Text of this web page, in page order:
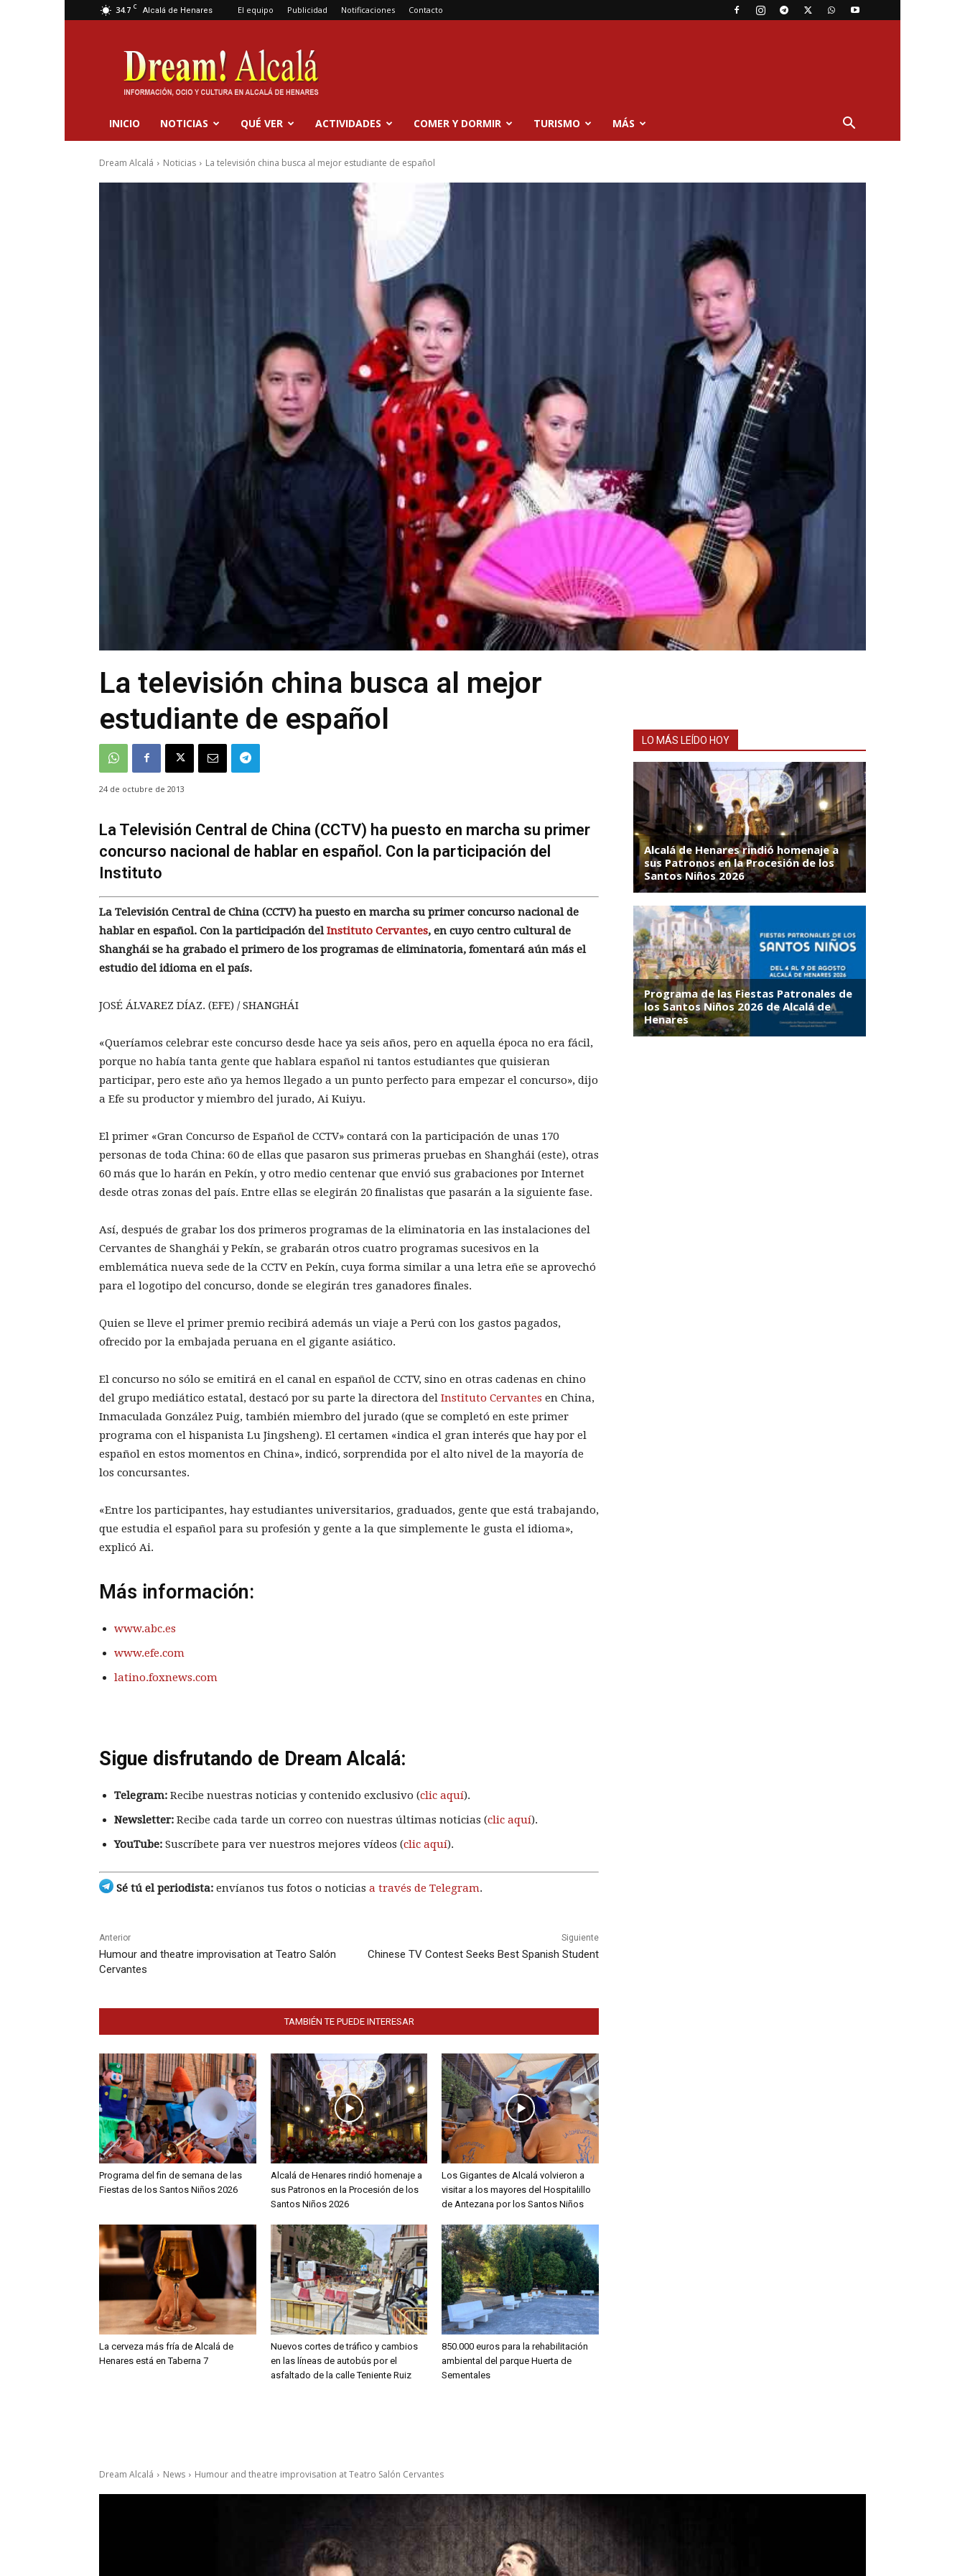
34.7 C Alcalá de Henares El equipo Publicidad Notificaciones Contacto
Dream
Alcalá
INICIO NOTICIAS QUÉ VER ACTIVIDADES COMER Y DORMIR TURISMO MÁS
Dream Alcalá Noticias La televisión china busca al mejor estudiante de español
La televisión china busca al mejor
estudiante de español
24 de octubre de 2013
La Televisión Central de China (CCTV) ha puesto en marcha su primer
concurso nacional de hablar en español. Con la participación del
Instituto
La Televisión Central de China (CCTV) ha puesto en marcha su primer concurso nacional de
hablar en español. Con la participación delInstituto Cervantes, en cuyo centro cultural de
Shanghái se ha grabado el primero de los programas de eliminatoria, fomentará aún más el
estudio del idioma en el país.
JOSÉ ÁLVAREZ DÍAZ. (EFE) / SHANGHÁI
«Queríamos celebrar este concurso desde hace ya seis años, pero en aquella época no era fácil,
porque no había tanta gente que hablara español ni tantos estudiantes que quisieran
participar, pero este año ya hemos llegado a un punto perfecto para empezar el concurso», dijo
a Efe su productor y miembro del jurado, Ai Kuiyu.
El primer «Gran Concurso de Español de CCTV» contará con la participación de unas 170
personas de toda China: 60 de ellas que pasaron sus primeras pruebas en Shanghái (este), otras
60 más que lo harán en Pekín, y otro medio centenar que envió sus grabaciones por Internet
desde otras zonas del país. Entre ellas se elegirán 20 finalistas que pasarán a la siguiente fase.
Así, después de grabar los dos primeros programas de la eliminatoria en las instalaciones del
Cervantes de Shanghái y Pekín, se grabarán otros cuatro programas sucesivos en la
emblemática nueva sede de la CCTV en Pekín, cuya forma similar a una letra eñe se aprovechó
para el logotipo del concurso, donde se elegirán tres ganadores finales.
Quien se lleve el primer premio recibirá además un viaje a Perú con los gastos pagados,
ofrecido por la embajada peruana en el gigante asiático.
El concurso no sólo se emitirá en el canal en español de CCTV, sino en otras cadenas en chino
del grupo mediático estatal, destacó por su parte la directora del Instituto Cervantes en China,
Inmaculada González Puig, también miembro del jurado (que se completó en este primer
programa con el hispanista Lu Jingsheng). El certamen «indica el gran interés que hay por el
español en estos momentos en China», indicó, sorprendida por el alto nivel de la mayoría de
los concursantes.
«Entre los participantes, hay estudiantes universitarios, graduados, gente que está trabajando,
que estudia el español para su profesión y gente a la que simplemente le gusta el idioma»,
explicó Ai.
Más información:
www.abc.es
www.efe.com
latino.foxnews.com
Sigue disfrutando de Dream Alcalá:
Telegram: Recibe nuestras noticias y contenido exclusivo (clic aquí).
Newsletter: Recibe cada tarde un correo con nuestras últimas noticias (clic aquí).
YouTube: Suscríbete para ver nuestros mejores vídeos (clic aquí).
Sé tú el periodista: envíanos tus fotos o noticias a través de Telegram.
Anterior
Humour and theatre improvisation at Teatro Salón
Cervantes
Siguiente
Chinese TV Contest Seeks Best Spanish Student
TAMBIÉN TE PUEDE INTERESAR
Programa del fin de semana de las
Fiestas de los Santos Niños 2026
Alcalá de Henares rindió homenaje a
sus Patronos en la Procesión de los
Santos Niños 2026
Los Gigantes de Alcalá volvieron a
visitar a los mayores del Hospitalillo
de Antezana por los Santos Niños
La cerveza más fría de Alcalá de
Henares está en Taberna 7
Nuevos cortes de tráfico y cambios
en las líneas de autobús por el
asfaltado de la calle Teniente Ruiz
850.000 euros para la rehabilitación
ambiental del parque Huerta de
Sementales
LO MÁS LEÍDO HOY